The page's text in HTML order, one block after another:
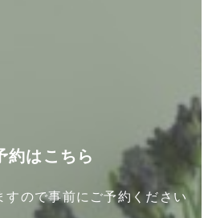
約はこちら
すので事前にご予約ください